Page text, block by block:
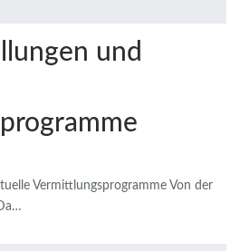
und
Vermittlungsprogramme Von der
…